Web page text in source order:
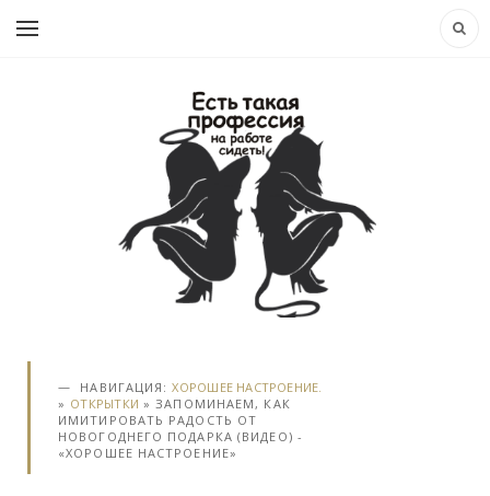
НАВИГАЦИЯ:ХОРОШЕЕ НАСТРОЕНИЕ.
» ОТКРЫТКИ » ЗАПОМИНАЕМ, КАК
ИМИТИРОВАТЬ РАДОСТЬ ОТ
НОВОГОДНЕГО ПОДАРКА (ВИДЕО) -
«ХОРОШЕЕ НАСТРОЕНИЕ»